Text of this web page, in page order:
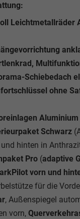
Schiebedach
ohne
Schwarz
hinten in
Pro (adaptive
vorn und
für die
, Außenspiegel
vorn,